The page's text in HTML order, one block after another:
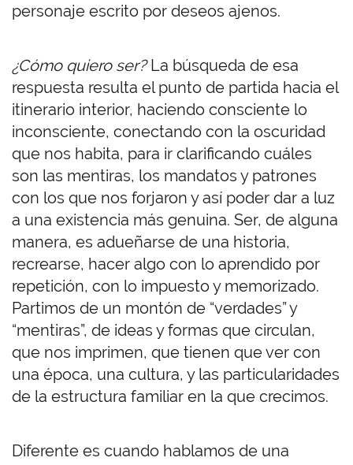
personaje escrito por deseos ajenos.
¿Cómo quiero ser?La búsqueda de esa
respuesta resulta el punto de partida hacia el
itinerario interior, haciendo consciente lo
inconsciente, conectando con la oscuridad
que nos habita, para ir clarificando cuáles
son las mentiras, los mandatos y patrones
con los que nos forjaron y así poder dar a luz
a una existencia más genuina. Ser, de alguna
manera, es adueñarse de una historia,
recrearse, hacer algo con lo aprendido por
repetición, con lo impuesto y memorizado.
Partimos de un montón de “verdades” y
“mentiras”, de ideas y formas que circulan,
que nos imprimen, que tienen que ver con
una época, una cultura, y las particularidades
de la estructura familiar en la que crecimos.
Diferente es cuando hablamos de una